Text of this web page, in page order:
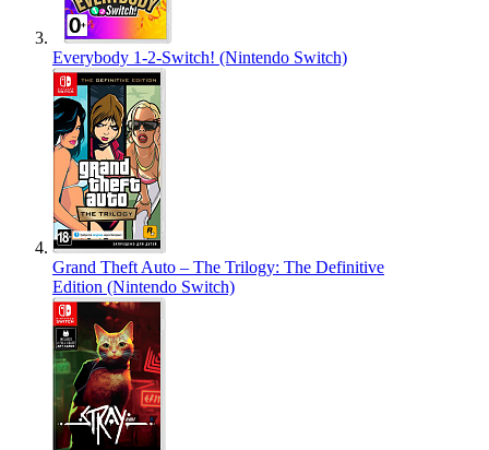
Everybody 1-2-Switch! (Nintendo Switch)
Grand Theft Auto – The Trilogy: The Definitive
Edition (Nintendo Switch)